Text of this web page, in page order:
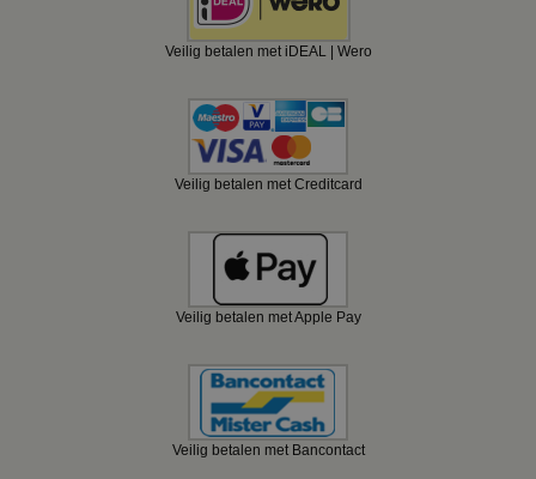
Veilig betalen met iDEAL | Wero
Veilig betalen met Creditcard
Veilig betalen met Apple Pay
Veilig betalen met Bancontact